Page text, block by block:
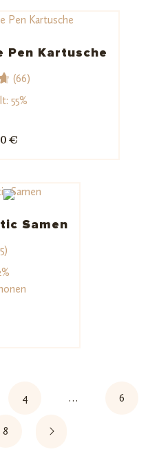
Pen Kartusche
(66)
55%
€
Samen
4 … 6
8